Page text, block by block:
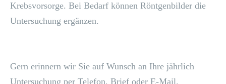
Krebsvorsorge. Bei Bedarf können Röntgenbilder die
Untersuchung ergänzen.
Gern erinnern wir Sie auf Wunsch an Ihre jährlich
Untersuchung per Telefon, Brief oder E-Mail.